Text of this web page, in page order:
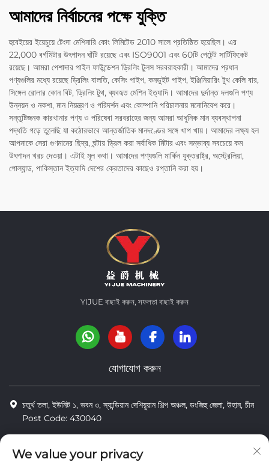
আমাদের নির্বাচনের পক্ষে যুক্তি
হুবেইয়ের ইয়েচুয়ে টেংদা মেশিনারি কোং লিমিটেড 2010 সালে প্রতিষ্ঠিত হয়েছিল। এর
22,000 বর্গমিটার উৎপাদন ঘাঁটি রয়েছে এবং ISO9001 এবং 60টি পেটেন্ট সার্টিফিকেট
রয়েছে। আমরা পেশাদার পাইল ফাউন্ডেশন ড্রিলিং টুলস সরবরাহকারী। আমাদের প্রধান
পণ্যগুলির মধ্যে রয়েছে ড্রিলিং বালতি, কেসিং পাইপ, কনডুইট পাইপ, ইঞ্জিনিয়ারিং টুথ কেলি বার,
সিঙ্গেল রোলার কোন বিট, ড্রিলিং টুথ, ব্যবহৃত মেশিন ইত্যাদি। আমাদের দুর্দান্ত দলগুলি পণ্য
উন্নয়ন ও নকশা, মান নিয়ন্ত্রণ ও পরিদর্শন এবং কোম্পানি পরিচালনায় মনোনিবেশ করে।
সন্তুষ্টিজনক কারখানার পণ্য ও পরিষেবা সরবরাহের জন্য আমরা আধুনিক মান ব্যবস্থাপনা
পদ্ধতি গড়ে তুলেছি যা কঠোরভাবে আন্তর্জাতিক মানদণ্ডের সঙ্গে খাপ খায়। আমাদের লক্ষ্য হল
আপনাকে সেরা গুণমানের ছিদ্র, ঘন্টায় ড্রিল করা সর্বাধিক মিটার এবং সম্ভাব্য সবচেয়ে কম
উৎপাদন খরচ দেওয়া। এটাই মূল কথা। আমাদের পণ্যগুলি মার্কিন যুক্তরাষ্ট্র, অস্ট্রেলিয়া,
পোল্যান্ড, পাকিস্তান ইত্যাদি দেশের ক্রেতাদের কাছেও রপ্তানি করা হয়।
YIJUE বাছাই করুন, সফলতা বাছাই করুন
যোগাযোগ করুন
চতুর্থ তলা, ইউনিট ১, ভবন ৩, স্যান্ডিয়ান দেশিয়ুয়ান শিল্প অঞ্চল, ডংজিহু জেলা, উহান, চীন
Post Code: 430040
8618971664820
We value your privacy